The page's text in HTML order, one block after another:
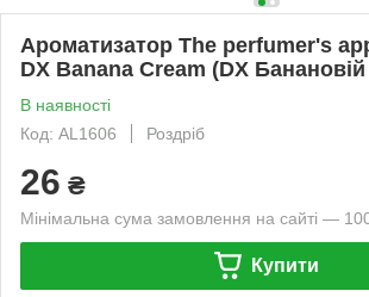
Ароматизатор The perfumer's
DX Banana Cream (DX
В наявності
Код: AL1606
Роздріб
26 ₴
Мінімальна сума замовлення на сайті —
Купити